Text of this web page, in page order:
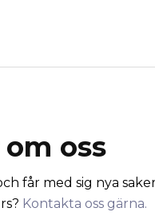
oss
får med sig nya
Kontakta oss gärna.